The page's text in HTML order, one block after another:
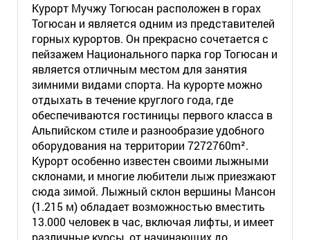
Курорт Мучжу Тогюсан расположен в горах
Тогюсан и является одним из представителей
горных курортов. Он прекрасно сочетается с
пейзажем Национального парка гор Тогюсан и
является отличным местом для занятия
зимними видами спорта. На курорте можно
отдыхать в течение круглого года, где
обеспечиваются гостиницы первого класса в
Альпийском стиле и разнообразие удобного
оборудования на территории 7272760m².
Курорт особенно известен своими лыжными
склонами, и многие любители лыж приезжают
сюда зимой. Лыжный склон вершины Мансон
(1.215 м) обладает возможностью вместить
13.000 человек в час, включая лифты, и имеет
различные курсы, от начинающих до